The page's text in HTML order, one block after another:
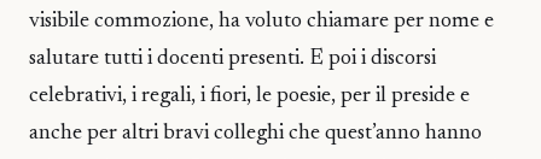
visibile commozione, ha voluto chiamare per nome e
salutare tutti i docenti presenti. E poi i discorsi
celebrativi, i regali, i fiori, le poesie, per il preside e
anche per altri bravi colleghi che quest’anno hanno